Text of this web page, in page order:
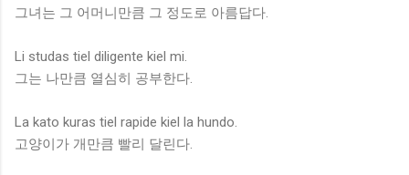
그녀는 그 어머니만큼 그 정도로 아름답다.
Li studas tiel diligente kiel mi.
그는 나만큼 열심히 공부한다.
La kato kuras tiel rapide kiel la hundo.
고양이가 개만큼 빨리 달린다.